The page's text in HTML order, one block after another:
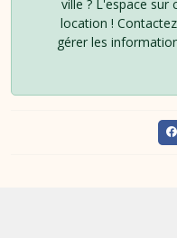
ville ? L'espace sur
location !
gérer les